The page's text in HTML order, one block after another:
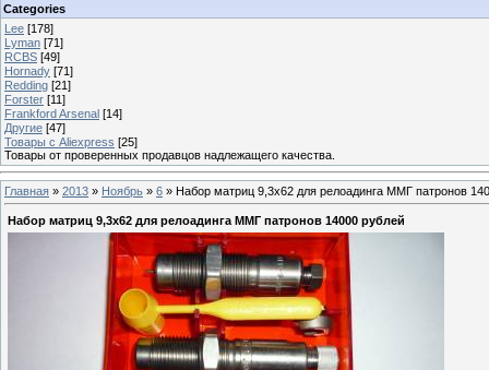
Categories
Lee [178]
Lyman [71]
RCBS [49]
Hornady [71]
Redding [21]
Forster [11]
Frankford Arsenal [14]
Другие [47]
Товары с Aliexpress [25]
Товары от проверенных продавцов надлежащего качества.
Главная » 2013 » Ноябрь » 6 » Набор матриц 9,3х62 для релоадинга ММГ патронов
Набор матриц 9,3х62 для релоадинга ММГ патронов 14000 рублей